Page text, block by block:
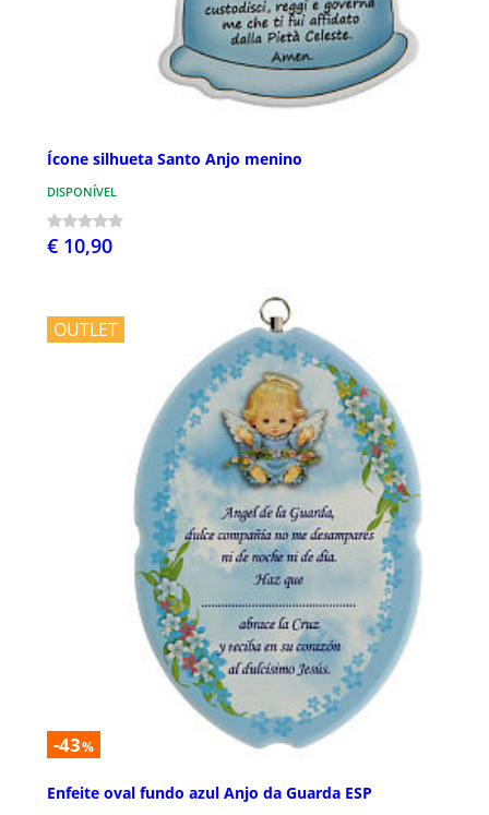
Ícone silhueta Santo Anjo menino
DISPONÍVEL
€ 10,90
OUTLET
-43%
Enfeite oval fundo azul Anjo da Guarda ESP